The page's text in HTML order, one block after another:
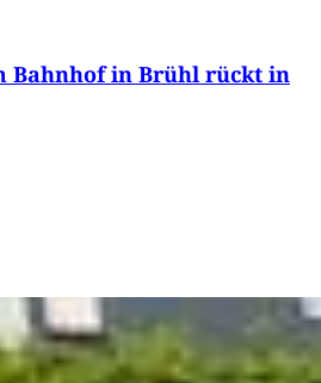
Bahnhof in Brühl rückt in